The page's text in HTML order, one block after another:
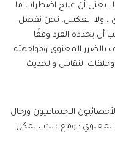
يعني أن علاج اضطراب ما
، ولا العكس. نحن نفضل
أن يحدده الفرد وفقًا
بالضرر المعنوي ومواجهته
وحلقات النقاش والحديث
الاجتماعيون ورجال
المعنوي ؛ ومع ذلك ، يمكن